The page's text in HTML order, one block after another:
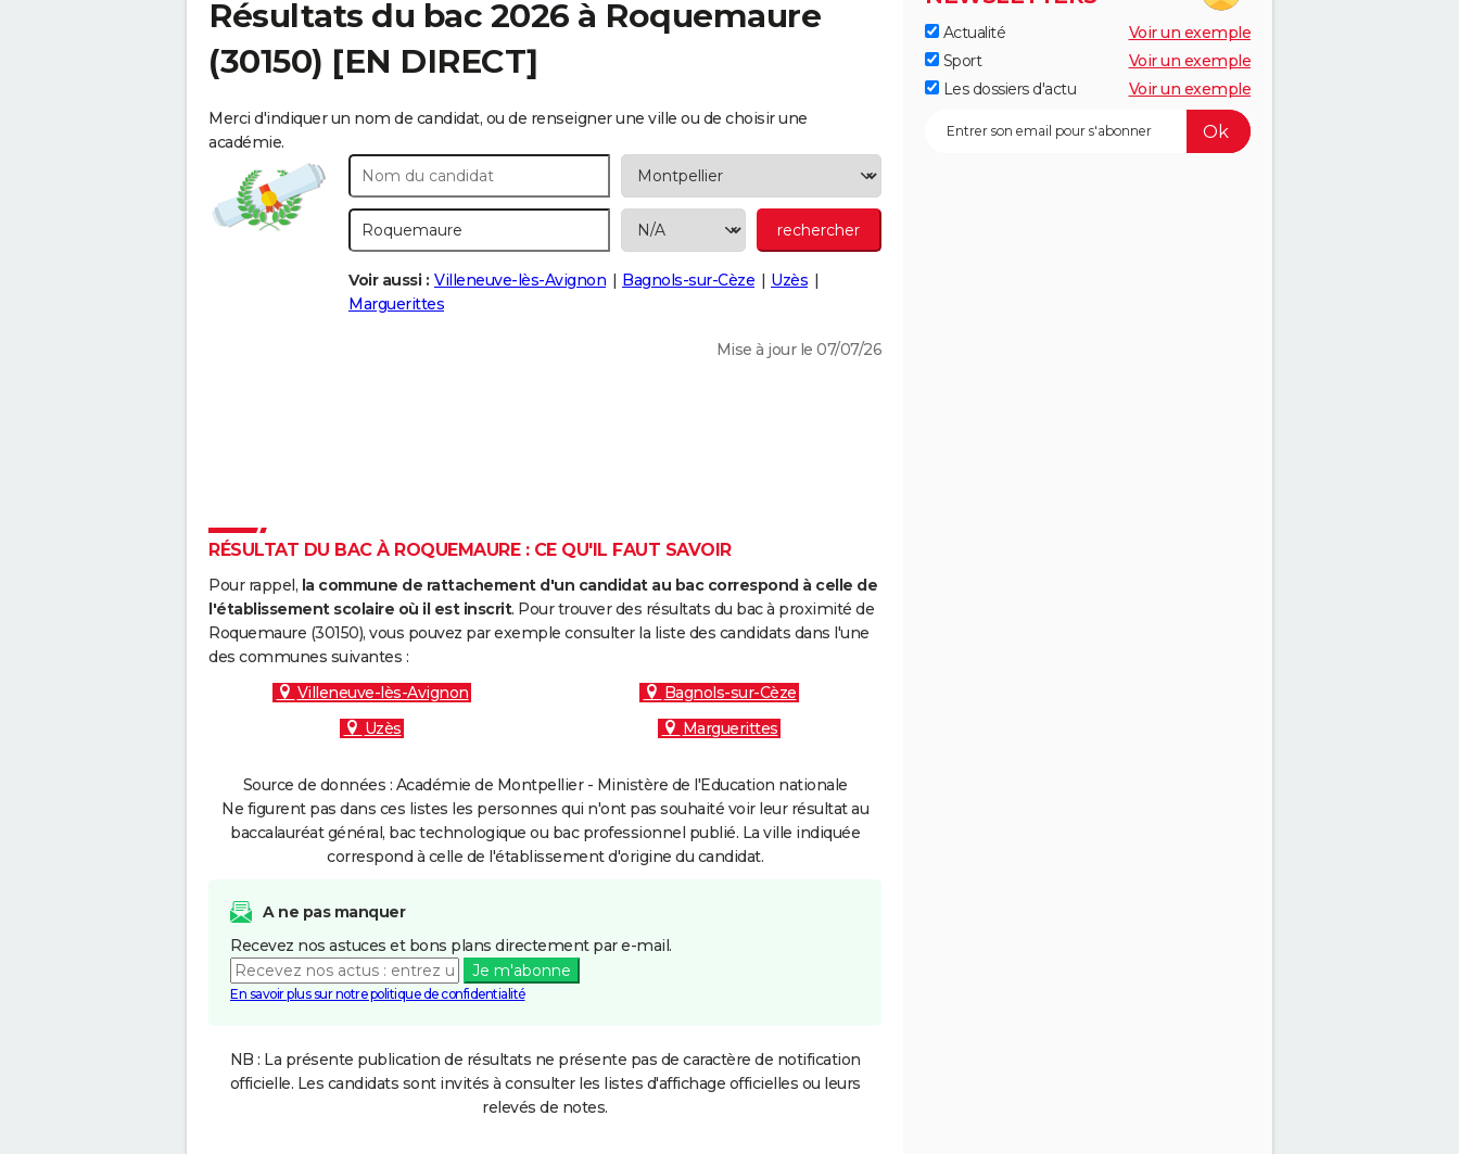
Résultats du bac 2026 à Roquemaure
(30150) [EN DIRECT]
Merci d'indiquer un nom de candidat, ou de renseigner une ville ou de choisir une
académie.
Voir aussi : Villeneuve-lès-Avignon Bagnols-sur-Cèze
Uzès
Marguerittes
Mise à jour le 07/07/26
RÉSULTAT DU BAC À ROQUEMAURE : CE QU'IL FAUT SAVOIR
Pour rappel, la commune de rattachement d'un candidat au bac correspond à celle de
l'établissement scolaire où il est inscrit. Pour trouver des résultats du bac à proximité de
Roquemaure (30150), vous pouvez par exemple consulter la liste des candidats dans l'une
des communes suivantes :
Villeneuve-lès-Avignon
Bagnols-sur-Cèze
Uzès
Marguerittes
Source de données : Académie de Montpellier - Ministère de l'Education nationale
Ne figurent pas dans ces listes les personnes qui n'ont pas souhaité voir leur résultat au
baccalauréat général, bac technologique ou bac professionnel publié. La ville indiquée
correspond à celle de l'établissement d'origine du candidat.
A ne pas manquer
Recevez nos astuces et bons plans directement par e-mail.
Je m'abonne
En savoir plus sur notre politique de confidentialité
NB : La présente publication de résultats ne présente pas de caractère de notification
officielle. Les candidats sont invités à consulter les listes d'affichage officielles ou leurs
relevés de notes.
Actualité
Voir un exemple
Sport
Voir un exemple
Les dossiers d'actu
Voir un exemple